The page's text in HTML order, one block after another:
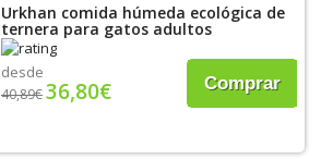
Urkhan comida húmeda ecológica de
ternera para gatos adultos
desde
40,89€36,80€ Comprar